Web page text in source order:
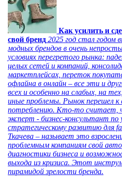
Как усилить и
свой бренд 2025 год стал годом
модных брендов в очень
условиях перегретого рынка:
целых сетей и компаний,
маркетплейсах, переток
офлайна в онлайн – все эти и
всех и особенно на слабых, на
иные проблемы. Рынок перешел к
потреблению. Кто-то считает,
эксперт - бизнес-консультант
стратегическому развитию для
Ткачева – называет это
проблемным компаниям свой
диагностики бизнеса и
выхода из кризиса. Этот
пирамидой зрелости бренда.